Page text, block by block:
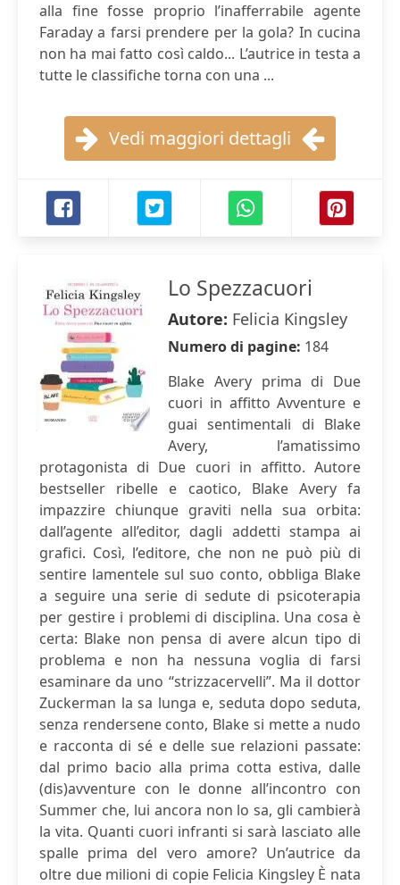
alla fine fosse proprio l’inafferrabile agente
Faraday a farsi prendere per la gola? In cucina
non ha mai fatto così caldo... L’autrice in testa a
tutte le classifiche torna con una ...
Vedi maggiori dettagli
Lo Spezzacuori
Autore: Felicia Kingsley
Numero di pagine: 184
Blake Avery prima di Due
cuori in affitto Avventure e
guai sentimentali di Blake
Avery, l’amatissimo
protagonista di Due cuori in affitto. Autore
bestseller ribelle e caotico, Blake Avery fa
impazzire chiunque graviti nella sua orbita:
dall’agente all’editor, dagli addetti stampa ai
grafici. Così, l’editore, che non ne può più di
sentire lamentele sul suo conto, obbliga Blake
a seguire una serie di sedute di psicoterapia
per gestire i problemi di disciplina. Una cosa è
certa: Blake non pensa di avere alcun tipo di
problema e non ha nessuna voglia di farsi
esaminare da uno “strizzacervelli”. Ma il dottor
Zuckerman la sa lunga e, seduta dopo seduta,
senza rendersene conto, Blake si mette a nudo
e racconta di sé e delle sue relazioni passate:
dal primo bacio alla prima cotta estiva, dalle
(dis)avventure con le donne all’incontro con
Summer che, lui ancora non lo sa, gli cambierà
la vita. Quanti cuori infranti si sarà lasciato alle
spalle prima del vero amore? Un’autrice da
oltre due milioni di copie Felicia Kingsley È nata